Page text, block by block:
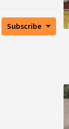
Subscribe